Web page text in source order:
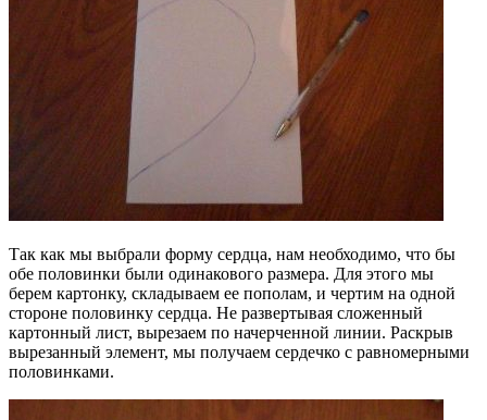
Так как мы выбрали форму сердца, нам необходимо, что бы
обе половинки были одинакового размера. Для этого мы
берем картонку, складываем ее пополам, и чертим на одной
стороне половинку сердца. Не развертывая сложенный
картонный лист, вырезаем по начерченной линии. Раскрыв
вырезанный элемент, мы получаем сердечко с равномерными
половинками.